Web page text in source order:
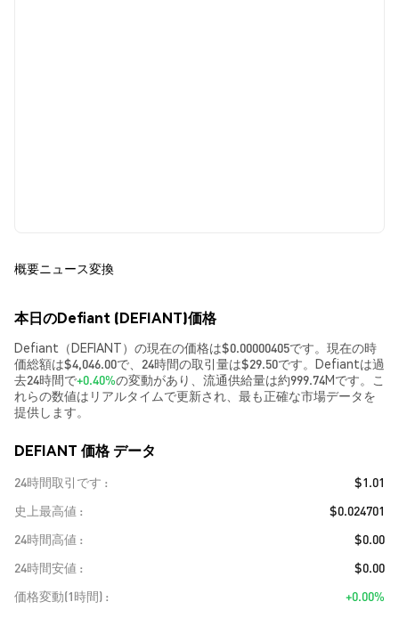
概要ニュース変換
本日のDefiant (DEFIANT)価格
Defiant（DEFIANT）の現在の価格は$0.00000405です。現在の時
価総額は$4,046.00で、24時間の取引量は$29.50です。Defiantは過
去24時間で+0.40%の変動があり、流通供給量は約999.74Mです。こ
れらの数値はリアルタイムで更新され、最も正確な市場データを
提供します。
DEFIANT 価格 データ
24時間取引です
$1.01
史上最高値
$0.024701
24時間高値
$0.00
24時間安値
$0.00
価格変動(1時間)
+0.00%